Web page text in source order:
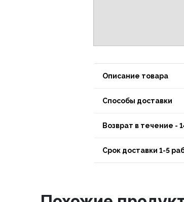
Описание товара
Способы доставки
Возврат в течение -
Срок доставки 1-5